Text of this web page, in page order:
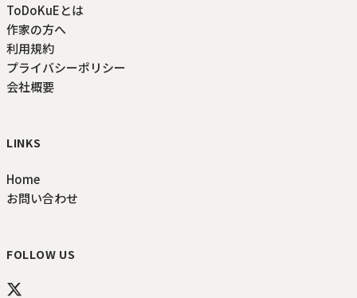
ToDoKuEとは
作家の方へ
利用規約
プライバシーポリシー
会社概要
LINKS
Home
お問い合わせ
FOLLOW US